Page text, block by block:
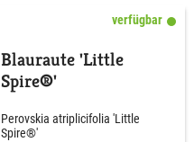
verfügbar
Blauraute 'Little
Spire®'
Perovskia atriplicifolia 'Little
Spire®'